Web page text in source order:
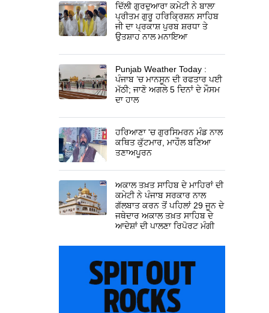
ਦਿੱਲੀ ਗੁਰਦੁਆਰਾ ਕਮੇਟੀ ਨੇ ਬਾਲਾ
ਪ੍ਰੀਤਮ ਗੁਰੂ ਹਰਿਕ੍ਰਿਸ਼ਨ ਸਾਹਿਬ
ਜੀ ਦਾ ਪ੍ਰਕਾਸ਼ ਪੁਰਬ ਸ਼ਰਧਾ ਤੇ
ਉਤਸ਼ਾਹ ਨਾਲ ਮਨਾਇਆ
Punjab Weather Today :
ਪੰਜਾਬ ’ਚ ਮਾਨਸੂਨ ਦੀ ਰਫਤਾਰ ਪਈ
ਮੱਠੀ; ਜਾਣੋ ਅਗਲੇ 5 ਦਿਨਾਂ ਦੇ ਮੌਸਮ
ਦਾ ਹਾਲ
ਹਰਿਆਣਾ 'ਚ ਗੁਰਸਿਮਰਨ ਮੰਡ ਨਾਲ
ਕਥਿਤ ਕੁੱਟਮਾਰ, ਮਾਹੌਲ ਬਣਿਆ
ਤਣਾਅਪੂਰਨ
ਅਕਾਲ ਤਖ਼ਤ ਸਾਹਿਬ ਦੇ ਮਾਹਿਰਾਂ ਦੀ
ਕਮੇਟੀ ਨੇ ਪੰਜਾਬ ਸਰਕਾਰ ਨਾਲ
ਗੱਲਬਾਤ ਕਰਨ ਤੋਂ ਪਹਿਲਾਂ 29 ਜੂਨ ਦੇ
ਜਥੇਦਾਰ ਅਕਾਲ ਤਖ਼ਤ ਸਾਹਿਬ ਦੇ
ਆਦੇਸ਼ਾਂ ਦੀ ਪਾਲਣਾ ਰਿਪੋਰਟ ਮੰਗੀ